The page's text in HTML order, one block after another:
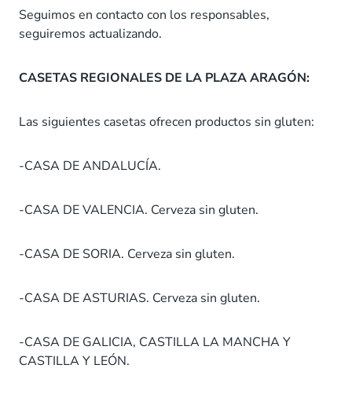
Seguimos en contacto con los responsables,
seguiremos actualizando.
CASETAS REGIONALES DE LA PLAZA ARAGÓN:
Las siguientes casetas ofrecen productos sin gluten:
-CASA DE ANDALUCÍA.
-CASA DE VALENCIA. Cerveza sin gluten.
-CASA DE SORIA. Cerveza sin gluten.
-CASA DE ASTURIAS. Cerveza sin gluten.
-CASA DE GALICIA, CASTILLA LA MANCHA Y
CASTILLA Y LEÓN.